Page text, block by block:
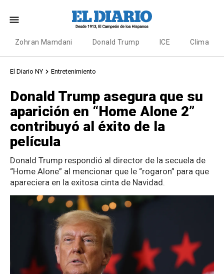
Zohran Mamdani Donald Trump ICE Clima
El Diario NY Entretenimiento
Donald Trump asegura que su
aparición en “Home Alone 2”
contribuyó al éxito de la
película
Donald Trump respondió al director de la secuela de
“Home Alone” al mencionar que le “rogaron” para que
apareciera en la exitosa cinta de Navidad.